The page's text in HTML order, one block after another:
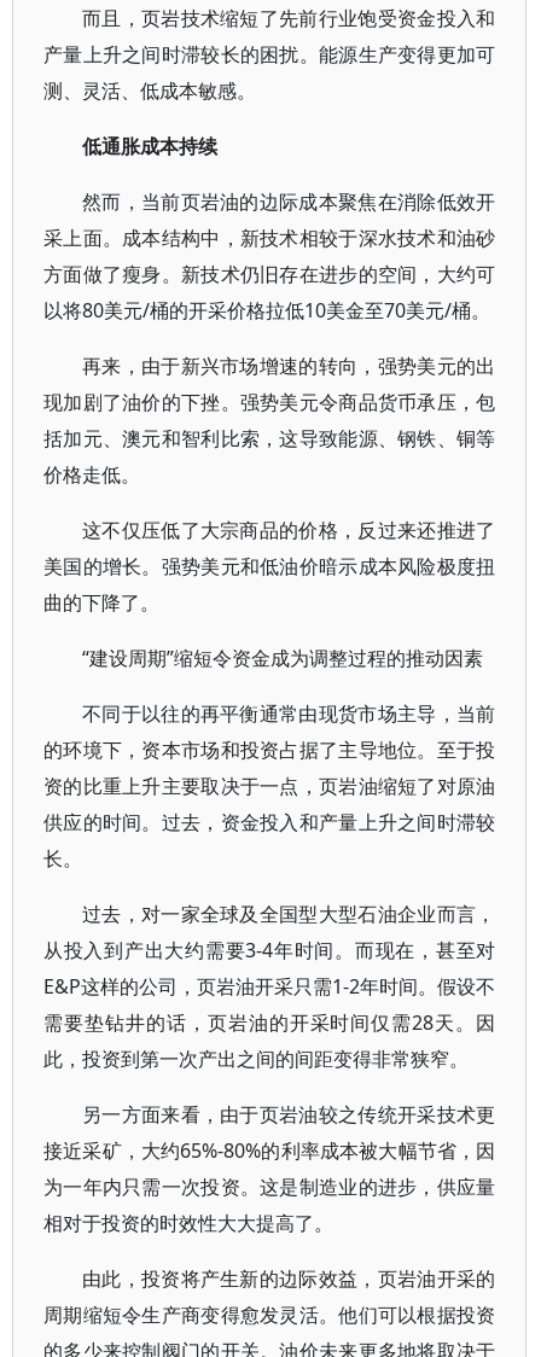
而且，页岩技术缩短了先前行业饱受资金投入和
产量上升之间时滞较长的困扰。能源生产变得更加可
测、灵活、低成本敏感。
低通胀成本持续
然而，当前页岩油的边际成本聚焦在消除低效开
采上面。成本结构中，新技术相较于深水技术和油砂
方面做了瘦身。新技术仍旧存在进步的空间，大约可
以将80美元/桶的开采价格拉低10美金至70美元/桶。
再来，由于新兴市场增速的转向，强势美元的出
现加剧了油价的下挫。强势美元令商品货币承压，包
括加元、澳元和智利比索，这导致能源、钢铁、铜等
价格走低。
这不仅压低了大宗商品的价格，反过来还推进了
美国的增长。强势美元和低油价暗示成本风险极度扭
曲的下降了。
“建设周期”缩短令资金成为调整过程的推动因素
不同于以往的再平衡通常由现货市场主导，当前
的环境下，资本市场和投资占据了主导地位。至于投
资的比重上升主要取决于一点，页岩油缩短了对原油
供应的时间。过去，资金投入和产量上升之间时滞较
长。
过去，对一家全球及全国型大型石油企业而言，
从投入到产出大约需要3-4年时间。而现在，甚至对
E&P这样的公司，页岩油开采只需1-2年时间。假设不
需要垫钻井的话，页岩油的开采时间仅需28天。因
此，投资到第一次产出之间的间距变得非常狭窄。
另一方面来看，由于页岩油较之传统开采技术更
接近采矿，大约65%-80%的利率成本被大幅节省，因
为一年内只需一次投资。这是制造业的进步，供应量
相对于投资的时效性大大提高了。
由此，投资将产生新的边际效益，页岩油开采的
周期缩短令生产商变得愈发灵活。他们可以根据投资
的多少来控制阀门的开关。油价未来更多地将取决于